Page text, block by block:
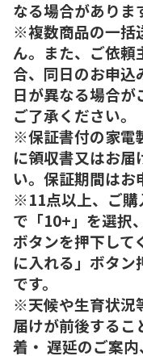
なる場合がありま
※複数商品の一括
ん。また、ご依頼
合、同日のお申込
日が異なる場合が
ご了承ください。
※保証書付の家電
に領収書又はお届
い。保証期間はお
※11点以上、ご購
で「10+」を選択
ボタンを押下して
に入れる」ボタ
です。
※天候や生育状況
届けが前後するこ
着・ 遅延のご案